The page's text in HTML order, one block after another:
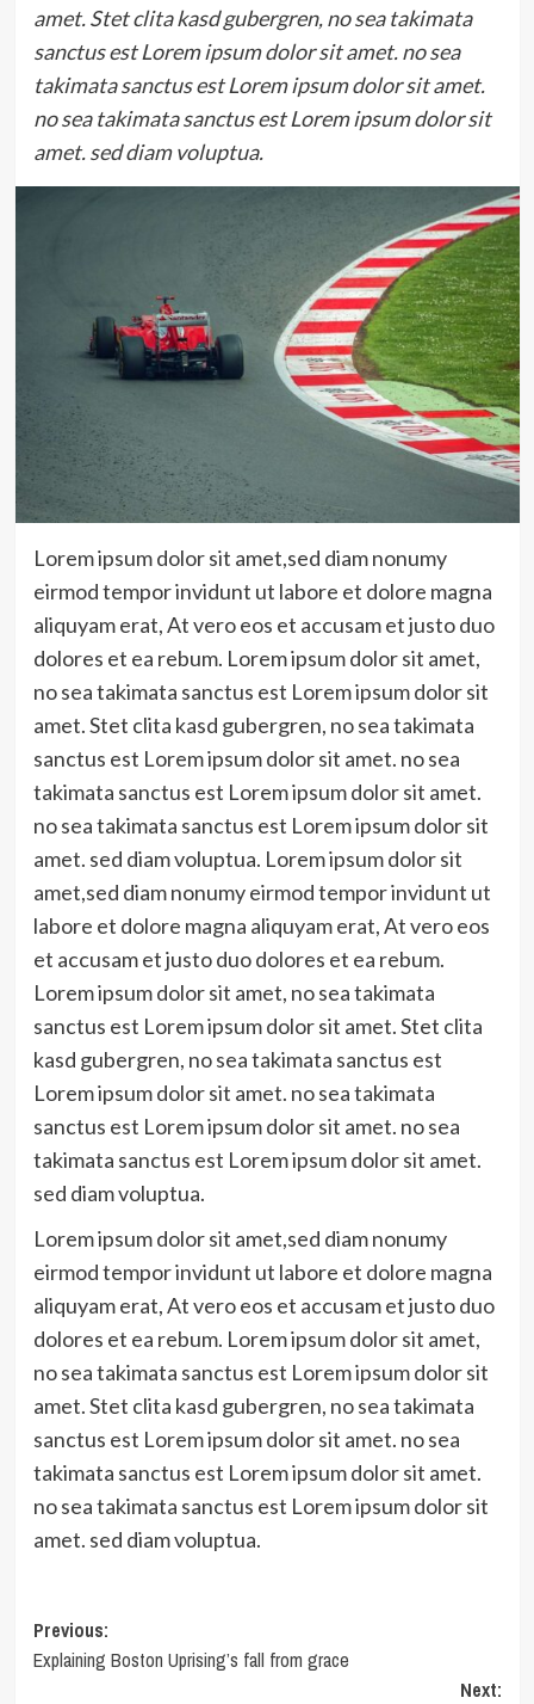
amet. Stet clita kasd gubergren, no sea takimata
sanctus est Lorem ipsum dolor sit amet. no sea
takimata sanctus est Lorem ipsum dolor sit amet.
no sea takimata sanctus est Lorem ipsum dolor sit
amet. sed diam voluptua.
Lorem ipsum dolor sit amet,sed diam nonumy
eirmod tempor invidunt ut labore et dolore magna
aliquyam erat, At vero eos et accusam et justo duo
dolores et ea rebum. Lorem ipsum dolor sit amet,
no sea takimata sanctus est Lorem ipsum dolor sit
amet. Stet clita kasd gubergren, no sea takimata
sanctus est Lorem ipsum dolor sit amet. no sea
takimata sanctus est Lorem ipsum dolor sit amet.
no sea takimata sanctus est Lorem ipsum dolor sit
amet. sed diam voluptua. Lorem ipsum dolor sit
amet,sed diam nonumy eirmod tempor invidunt ut
labore et dolore magna aliquyam erat, At vero eos
et accusam et justo duo dolores et ea rebum.
Lorem ipsum dolor sit amet, no sea takimata
sanctus est Lorem ipsum dolor sit amet. Stet clita
kasd gubergren, no sea takimata sanctus est
Lorem ipsum dolor sit amet. no sea takimata
sanctus est Lorem ipsum dolor sit amet. no sea
takimata sanctus est Lorem ipsum dolor sit amet.
sed diam voluptua.
Lorem ipsum dolor sit amet,sed diam nonumy
eirmod tempor invidunt ut labore et dolore magna
aliquyam erat, At vero eos et accusam et justo duo
dolores et ea rebum. Lorem ipsum dolor sit amet,
no sea takimata sanctus est Lorem ipsum dolor sit
amet. Stet clita kasd gubergren, no sea takimata
sanctus est Lorem ipsum dolor sit amet. no sea
takimata sanctus est Lorem ipsum dolor sit amet.
no sea takimata sanctus est Lorem ipsum dolor sit
amet. sed diam voluptua.
Navegación
de
Previous:
Explaining Boston Uprising’s fall from grace
Next: